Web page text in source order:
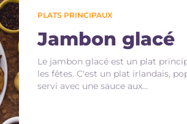
PLATS PRINCIPAUX
Jambon glacé
Le jambon glacé est un plat
les fêtes. C'est un plat irlandais,
servi avec une sauce aux…